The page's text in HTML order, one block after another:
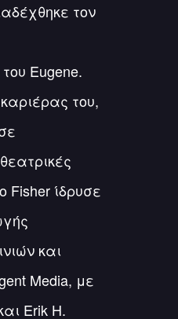
τον
Eugene.
του,
ίδρυσε
και
Media, με
Erik H.